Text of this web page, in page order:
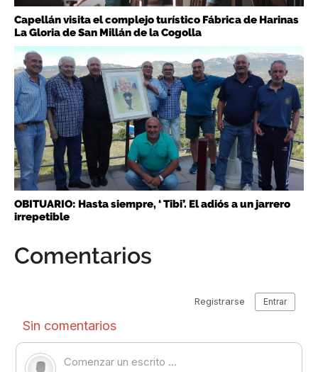
Capellán visita el complejo turístico Fábrica de Harinas
La Gloria de San Millán de la Cogolla
OBITUARIO: Hasta siempre, ‘ Tibi’. El adiós a un jarrero
irrepetible
Comentarios